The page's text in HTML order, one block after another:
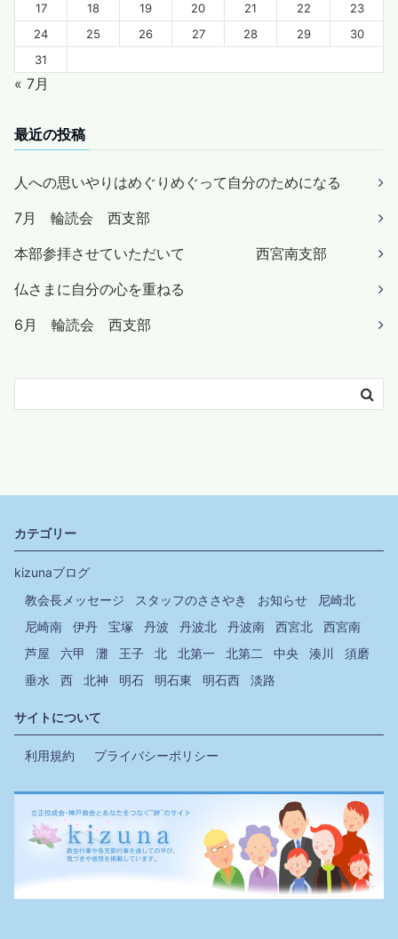
17
18 19 20 21 22
23
24
25 26 27 28 29
30
31
« 7月
最近の投稿
人への思いやりはめぐりめぐって自分のためになる
7月 輪読会 西支部
本部参拝させていただいて 西宮南支部
仏さまに自分の心を重ねる
6月 輪読会 西支部
カテゴリー
kizunaブログ
教会長メッセージ
スタッフのささやき お知らせ
尼崎北
尼崎南
伊丹 宝塚 丹波 丹波北 丹波南 西宮北
西宮南
芦屋
六甲 灘 王子 北 北第一 北第二 中央 湊川
須磨
垂水
西 北神 明石 明石東 明石西 淡路
サイトについて
利用規約 プライバシーポリシー